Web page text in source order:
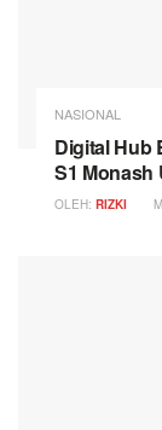
NASIONAL
Digital Hub
S1 Monash
OLEH: RIZKI